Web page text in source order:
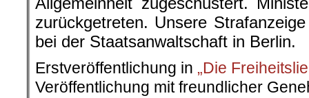
zurückgetreten. Unsere
bei der Staatsanwaltschaft in Berlin.
Erstveröffentlichung in „Die
Veröffentlichung mit freundlicher